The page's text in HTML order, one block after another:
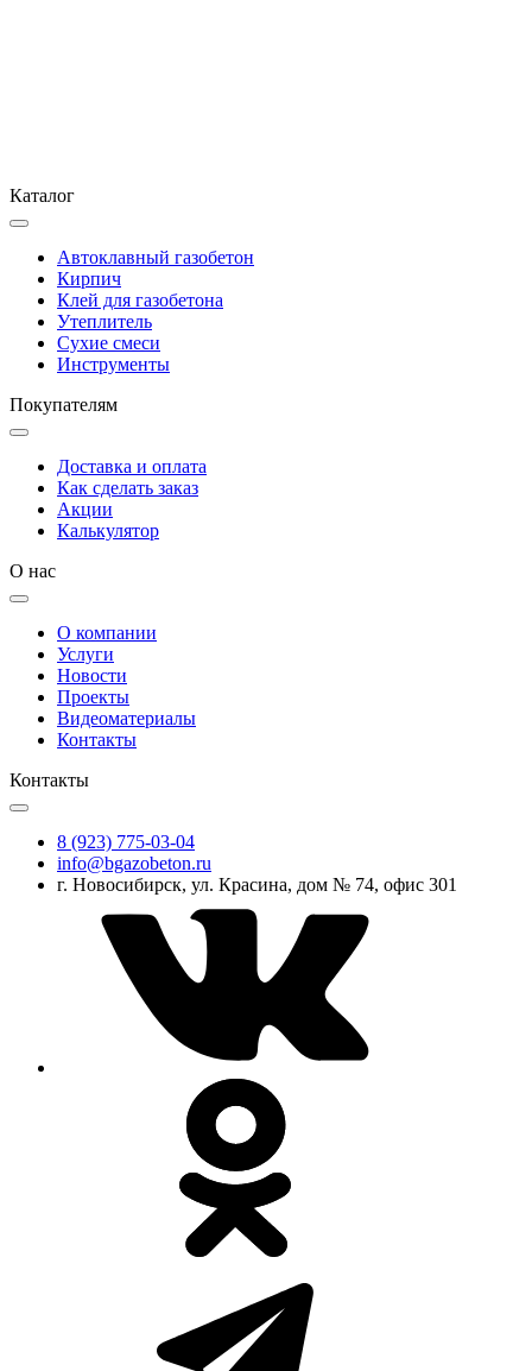
Каталог
Автоклавный газобетон
Кирпич
Клей для газобетона
Утеплитель
Сухие смеси
Инструменты
Покупателям
Доставка и оплата
Как сделать заказ
Акции
Калькулятор
О нас
О компании
Услуги
Новости
Проекты
Видеоматериалы
Контакты
Контакты
8 (923) 775-03-04
info@bgazobeton.ru
г. Новосибирск, ул. Красина, дом № 74, офис 301